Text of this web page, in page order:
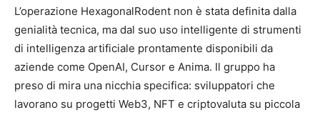
L’operazione HexagonalRodent non è stata definita dalla
genialità tecnica, ma dal suo uso intelligente di strumenti
di intelligenza artificiale prontamente disponibili da
aziende come OpenAI, Cursor e Anima. Il gruppo ha
preso di mira una nicchia specifica: sviluppatori che
lavorano su progetti Web3, NFT e criptovaluta su piccola